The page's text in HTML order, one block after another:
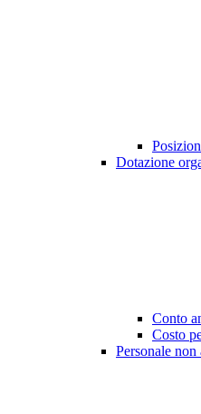
Dotazione
Conto
Costo
Personale